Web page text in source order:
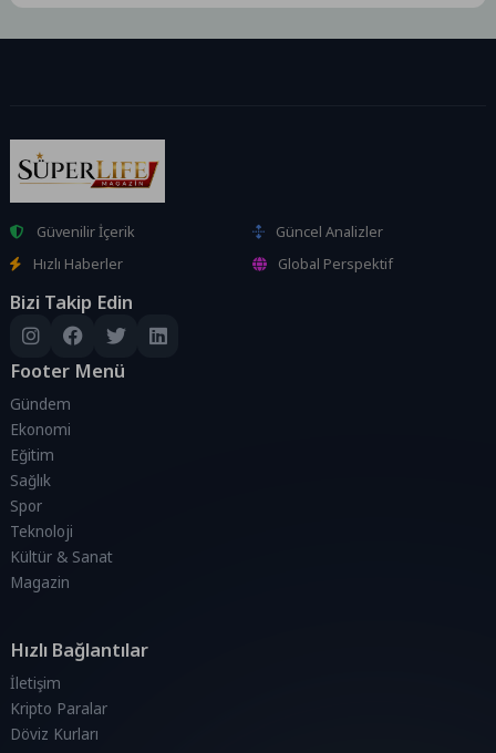
Galatasaray – Fenerbahçe
Güvenilir İçerik
Güncel Analizler
Hızlı Haberler
Global Perspektif
Bizi Takip Edin
Footer Menü
Gündem
Ekonomi
Eğitim
Sağlık
Spor
Teknoloji
Kültür & Sanat
Magazin
Hızlı Bağlantılar
İletişim
Kripto Paralar
Döviz Kurları